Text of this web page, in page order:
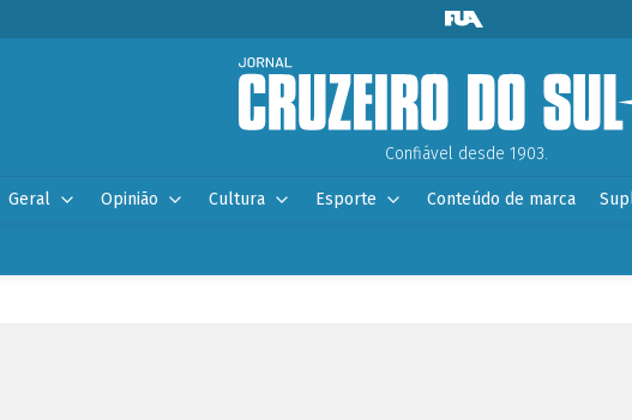
Confiável desde 1903.
Geral Opinião Cultura Esporte Conteúdo de marca